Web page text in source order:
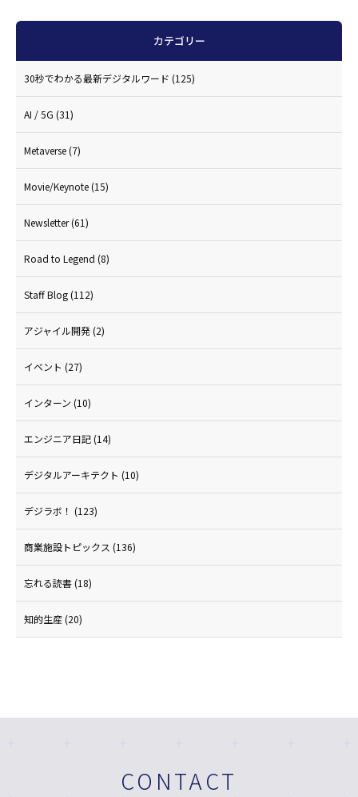
カテゴリー
30秒でわかる最新デジタルワード (125)
AI / 5G (31)
Metaverse(7)
Movie/Keynote(15)
Newsletter(61)
Road to Legend (8)
Staff Blog(112)
アジャイル開発(2)
イベント (27)
インターン (10)
エンジニア日記(14)
デジタルアーキテクト (10)
デジラボ！ (123)
商業施設トピックス (136)
忘れる読書(18)
知的生産(20)
CONTACT